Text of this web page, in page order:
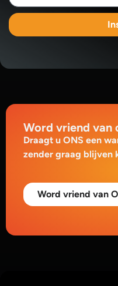
Word vriend van
Draagt u ONS een
zender graag blijven
Word vriend van